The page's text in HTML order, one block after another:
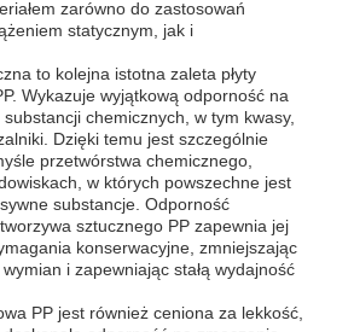
nami
zarówno do zastosowań
statycznym, jak i
to kolejna istotna zaleta płyty
Wykazuje wyjątkową odporność na
chemicznych, w tym kwasy,
Dzięki temu jest szczególnie
przetwórstwa chemicznego,
w których powszechne jest
substancje. Odporność
sztucznego PP zapewnia jej
konserwacyjne, zmniejszając
i zapewniając stałą wydajność
PP jest również ceniona za lekkość,